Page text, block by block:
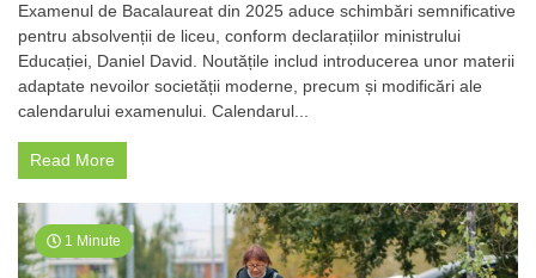
2025:
Schimbări
majore
și
liceu
Examenul de Bacalaureat din 2025 aduce schimbări semnificative
pentru absolvenții de liceu, conform declarațiilor ministrului
Educației, Daniel David. Noutățile includ introducerea unor materii
adaptate nevoilor societății moderne, precum și modificări ale
calendarului examenului. Calendarul...
Read More
1 Minute